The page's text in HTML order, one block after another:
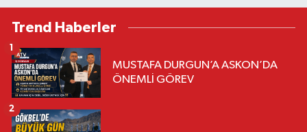
Trend Haberler
MUSTAFA DURGUN’A ASKON’DA
ÖNEMLİ GÖREV
1
2